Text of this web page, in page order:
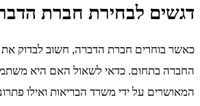
דגשים לבחירת חברת
כאשר בוחרים חברת הדברה, חשוב לבדוק את
החברה בתחום. כדאי לשאול האם היא
המאושרים על ידי משרד הבריאות ואילו